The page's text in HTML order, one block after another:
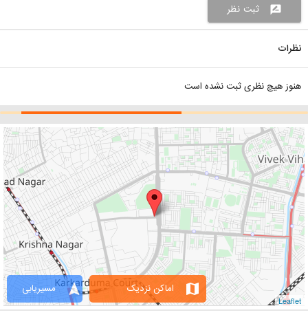
rate_review ثبت نظر
نظرات
هنوز هیچ نظری ثبت نشده است
Leaflet
navigation مسیریابی map اماکن نزدیک